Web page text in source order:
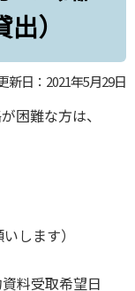
）
新日：2021年5月29日
困難な方は、
します）
料受取希望日